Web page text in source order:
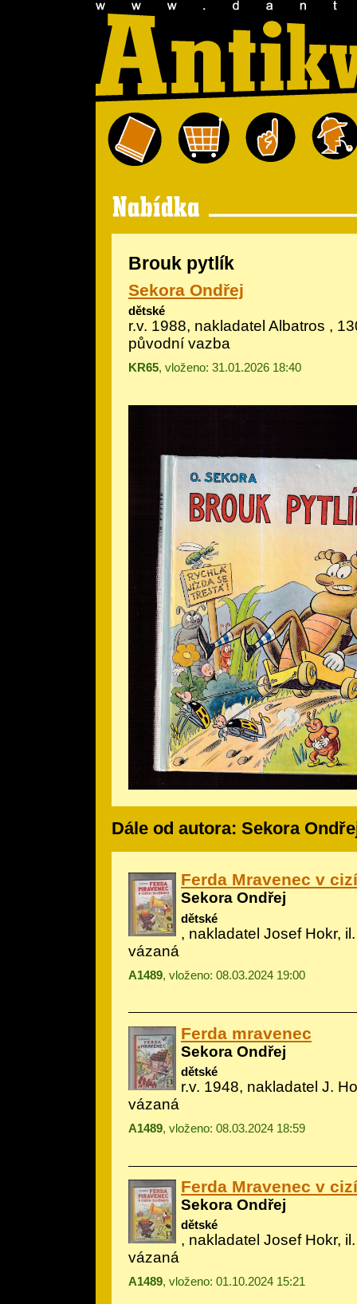
Brouk pytlík
Sekora Ondřej
dětské
r.v. 1988, nakladatel Albatros ,
původní vazba
KR65, vloženo: 31.01.2026 18:40
Dále od autora: Sekora
Ferda Mravenec v
Sekora Ondřej
dětské
, nakladatel Josef Hokr,
vázaná
A1489, vloženo: 08.03.2024 19:00
Ferda mravenec
Sekora Ondřej
dětské
r.v. 1948, nakladatel J.
vázaná
A1489, vloženo: 08.03.2024 18:59
Ferda Mravenec v
Sekora Ondřej
dětské
, nakladatel Josef Hokr,
vázaná
A1489, vloženo: 01.10.2024 15:21